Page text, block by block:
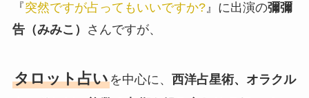
『突然ですが占ってもいいですか?』に出演の彌彌
告（みみこ）
さんですが、
タロット占いを中心に、 西洋占星術、オラクル